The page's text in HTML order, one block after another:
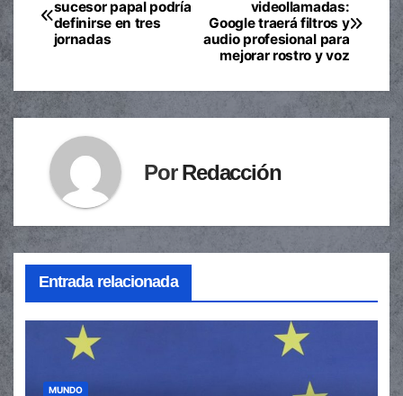
de
videollamadas:
Google traerá filtros y
audio profesional para
mejorar rostro y voz
sucesor papal podría
definirse en tres
jornadas
PorRedacción
Entrada relacionada
MUNDO